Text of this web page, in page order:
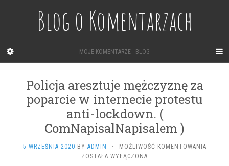
Blog o Komentarzach
MOJE KOMENTARZE - BLOG
Policja aresztuje mężczyznę za
poparcie w internecie protestu
anti-lockdown. (
ComNapisalNapisalem )
5 WRZEŚNIA 2020 BY ADMIN · MOŻLIWOŚĆ KOMENTOWANIA
ZOSTAŁA WYŁĄCZONA